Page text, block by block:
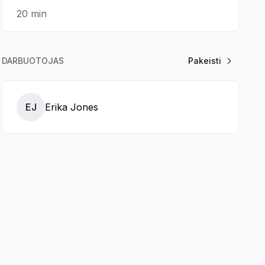
20 min
DARBUOTOJAS Pakeisti
EJ Erika Jones